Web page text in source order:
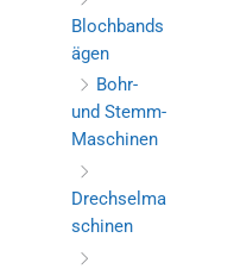
Blochbands
ägen
Bohr-
und Stemm-
Maschinen
Drechselma
schinen